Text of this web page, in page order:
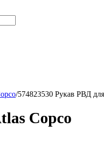
/574823530 Рукав РВД
Copco